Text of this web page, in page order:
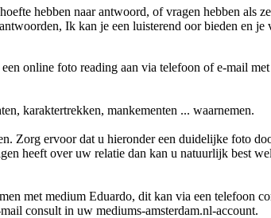
hebben naar antwoord, of vragen hebben als
Ik kan je een luisterend oor bieden en je
online foto reading aan via telefoon of e-mail
karaktertrekken, mankementen ... waarnemen.
Zorg ervoor dat u hieronder een duidelijke foto
heeft over uw relatie dan kan u natuurlijk best
met medium Eduardo, dit kan via een telefoon
consult in uw mediums-amsterdam.nl-account.